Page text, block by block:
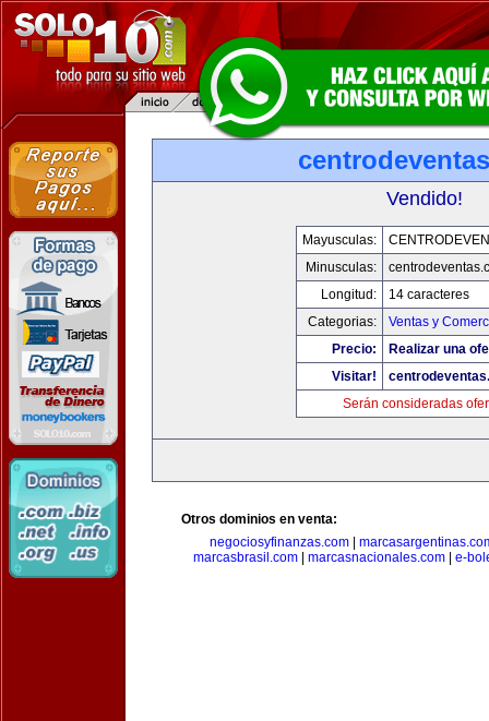
Vendido!
Mayusculas:
Minusculas:
Longitud:
14 caracteres
Categorias:
Ventas y
Precio:
Realizar una
Visitar!
Serán consideradas
Otros dominios en venta:
negociosyfinanzas.com
marcasbrasil.com| marcasnacionales.com| e-